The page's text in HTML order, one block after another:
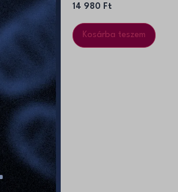
14 980 Ft
Kosárba teszem